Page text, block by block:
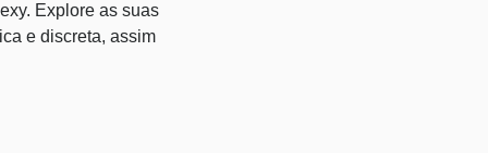
Explore as suas
e discreta, assim